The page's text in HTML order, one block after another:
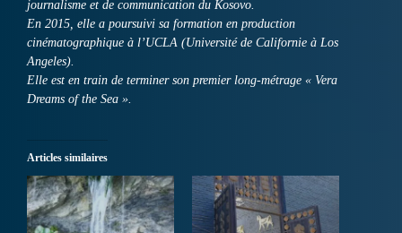
journalisme et de communication du Kosovo.
En 2015, elle a poursuivi sa formation en production
cinématographique à l’UCLA (Université de Californie à Los
Angeles).
Elle est en train de terminer son premier long-métrage « Vera
Dreams of the Sea ».
Articles similaires